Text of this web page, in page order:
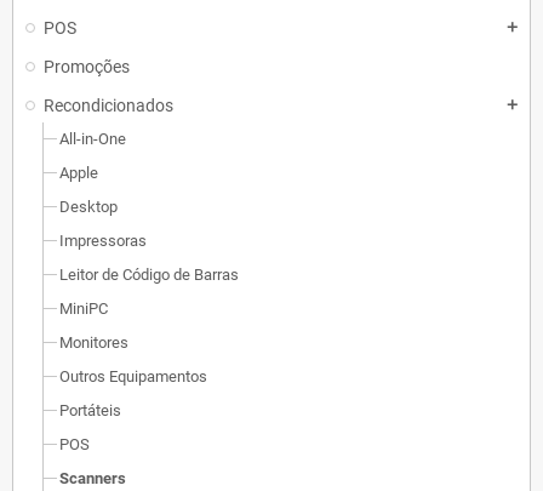
POS
add
Promoções
Recondicionados
add
All-in-One
Apple
Desktop
Impressoras
Leitor de Código de Barras
MiniPC
Monitores
Outros Equipamentos
Portáteis
POS
Scanners